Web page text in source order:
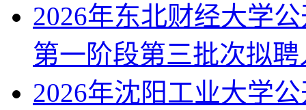
2026年东北财经大学
第一阶段第三批次拟
2026年沈阳工业大学